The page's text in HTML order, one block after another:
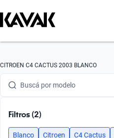
CITROEN C4 CACTUS 2003 BLANCO
Buscá por marca
Buscá por modelo
Buscá por año
Filtros (2)
Blanco Citroen C4 Cactus